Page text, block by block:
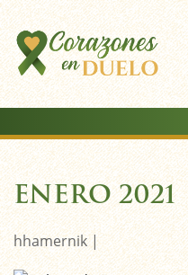
ENERO 2021
hhamernik |